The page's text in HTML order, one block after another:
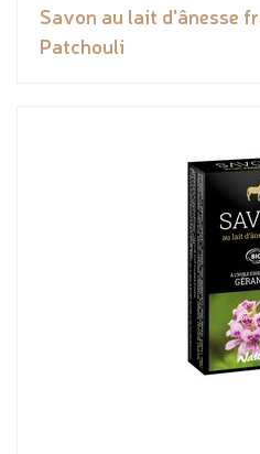
Savon au lait d'ânesse
Patchouli